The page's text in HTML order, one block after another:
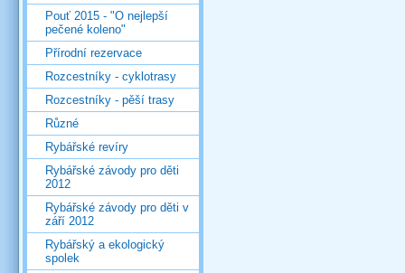
Pouť 2015 - "O nejlepší
pečené koleno"
Přírodní rezervace
Rozcestníky - cyklotrasy
Rozcestníky - pěší trasy
Různé
Rybářské revíry
Rybářské závody pro děti
2012
Rybářské závody pro děti v
září 2012
Rybářský a ekologický
spolek